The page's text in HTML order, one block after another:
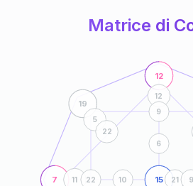
Matrice di
7
12
15
19
11
12
22
9
21 9
10
6
5
22